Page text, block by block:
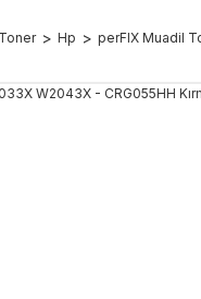
Hp perFIX Muadil